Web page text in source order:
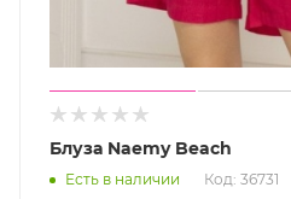
Блуза Naemy Beach
Есть в наличии Код: 36731